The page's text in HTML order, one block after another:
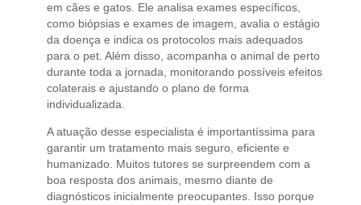
em cães e gatos. Ele analisa exames específicos,
como biópsias e exames de imagem, avalia o estágio
da doença e indica os protocolos mais adequados
para o pet. Além disso, acompanha o animal de perto
durante toda a jornada, monitorando possíveis efeitos
colaterais e ajustando o plano de forma
individualizada.
A atuação desse especialista é importantíssima para
garantir um tratamento mais seguro, eficiente e
humanizado. Muitos tutores se surpreendem com a
boa resposta dos animais, mesmo diante de
diagnósticos inicialmente preocupantes. Isso porque